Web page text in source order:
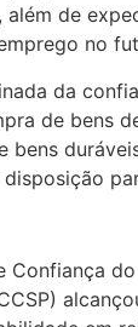
além de
no
da
de bens
bens
Confiança